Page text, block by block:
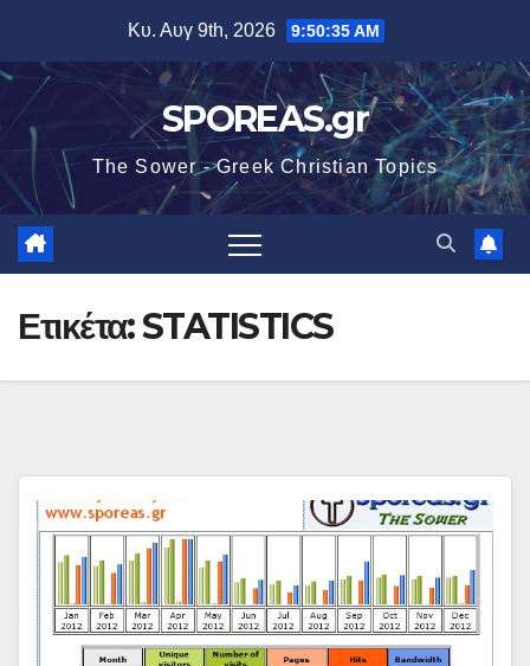
περιεχόμενο
Κυ. Αυγ 9th, 2026 9:50:35 AM
SPOREAS.gr
The Sower - Greek Christian Topics
Ετικέτα:STATISTICS